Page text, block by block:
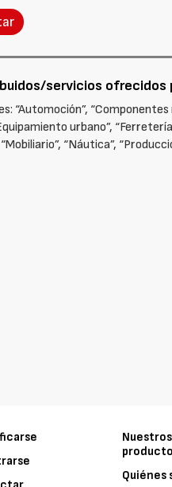
servicios ofrecidos
urbano”,
“Náutica”,
Nuestros
Quiénes